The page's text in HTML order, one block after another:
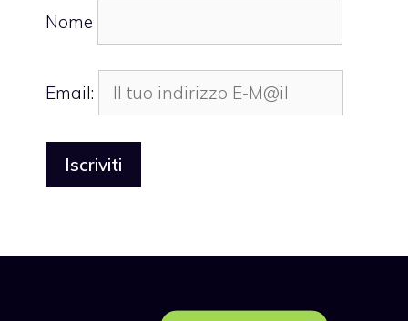
Nome
Email: